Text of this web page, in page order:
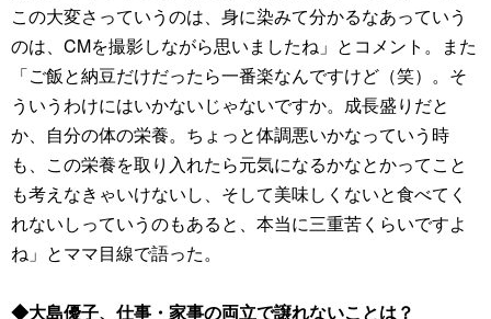
この大変さっていうのは、身に染みて分かるなあっていう
のは、CMを撮影しながら思いましたね」とコメント。また
「ご飯と納豆だけだったら一番楽なんですけど（笑）。そ
ういうわけにはいかないじゃないですか。成長盛りだと
か、自分の体の栄養。ちょっと体調悪いかなっていう時
も、この栄養を取り入れたら元気になるかなとかってこと
も考えなきゃいけないし、そして美味しくないと食べてく
れないしっていうのもあると、本当に三重苦くらいですよ
ね」とママ目線で語った。
◆大島優子、仕事・家事の両立で譲れないことは？